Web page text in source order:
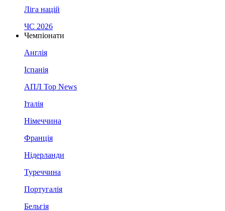
Ліга націй
ЧС 2026
Чемпіонати
Англія
Іспанія
АПЛ Top News
Італія
Німеччина
Франція
Нідерланди
Туреччина
Португалія
Бельгія